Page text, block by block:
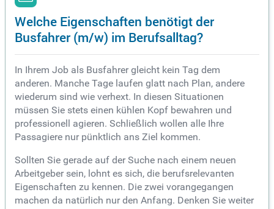
Welche Eigenschaften benötigt der
Busfahrer (m/w) im Berufsalltag?
In Ihrem Job als Busfahrer gleicht kein Tag dem
anderen. Manche Tage laufen glatt nach Plan, andere
wiederum sind wie verhext. In diesen Situationen
müssen Sie stets einen kühlen Kopf bewahren und
professionell agieren. Schließlich wollen alle Ihre
Passagiere nur pünktlich ans Ziel kommen.
Sollten Sie gerade auf der Suche nach einem neuen
Arbeitgeber sein, lohnt es sich, die berufsrelevanten
Eigenschaften zu kennen. Die zwei vorangegangen
machen da natürlich nur den Anfang. Denken Sie weiter